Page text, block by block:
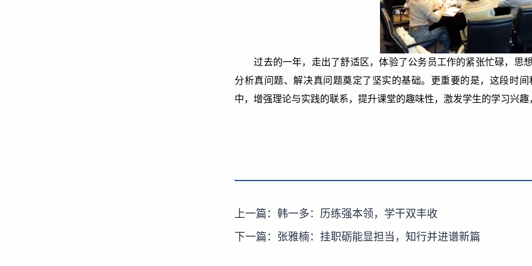
过去的一年，走出了舒适区，体验了公务员工作的紧张忙碌，思
分析真问题、解决真问题奠定了坚实的基础。更重要的是，这段时
中，增强理论与实践的联系，提升课堂的趣味性，激发学生的学习兴
上一篇：韩一多：历练强本领，学干双丰收
下一篇： 张雅楠：挂职砺能显担当，知行并进谱新篇